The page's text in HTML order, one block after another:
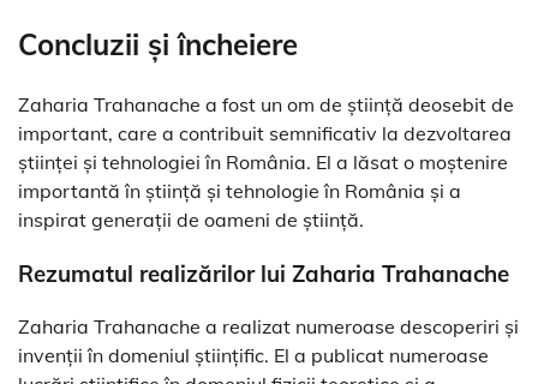
Concluzii și încheiere
Zaharia Trahanache a fost un om de știință deosebit de
important, care a contribuit semnificativ la dezvoltarea
științei și tehnologiei în România. El a lăsat o moștenire
importantă în știință și tehnologie în România și a
inspirat generații de oameni de știință.
Rezumatul realizărilor lui Zaharia Trahanache
Zaharia Trahanache a realizat numeroase descoperiri și
invenții în domeniul științific. El a publicat numeroase